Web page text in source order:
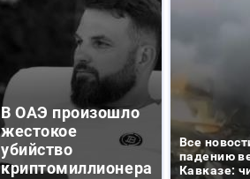
В ОАЭ произошло
жестокое
убийство
криптомиллионера
Все
падению
Кавказе: